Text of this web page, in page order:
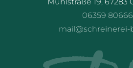
06359
mail@schreinerei-